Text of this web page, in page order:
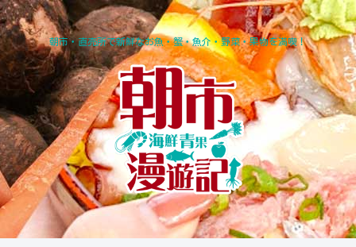
朝市・直売所で新鮮なお魚・蟹・魚介・野菜・果物を満喫！